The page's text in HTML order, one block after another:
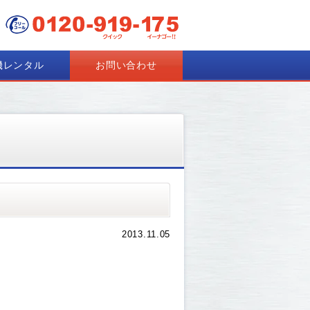
レンタル お問い合わせ
2013.11.05